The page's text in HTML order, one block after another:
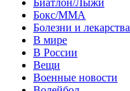
Бокс/MMA
Болезни и лекарства
В мире
В России
Вещи
Военные новости